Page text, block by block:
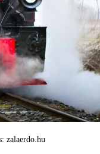
zalaerdo.hu